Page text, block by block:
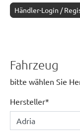
Händler-Login /
Fahrzeug
bitte wählen Sie
Hersteller*